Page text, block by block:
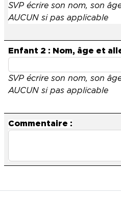
SVP écrire son nom, son
AUCUN si pas applicable
Enfant 2 : Nom, âge et
SVP écrire son nom, son
AUCUN si pas applicable
Commentaire :